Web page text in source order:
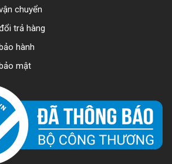
chuyển
trả hàng
hành
mật